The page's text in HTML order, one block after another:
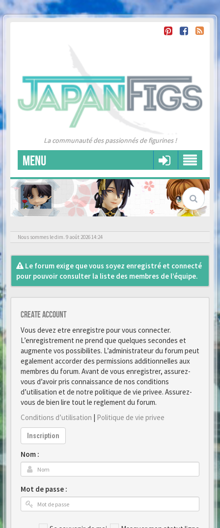
La communauté des passionnés de figurines !
MENU
Nous sommes le dim. 9 août 2026 14:24
Le forum exige que vous soyez enregistré et connecté
pour pouvoir consulter la liste des membres de l’équipe.
Create account
Vous devez etre enregistre pour vous connecter.
L’enregistrement ne prend que quelques secondes et
augmente vos possibilites. L’administrateur du forum peut
egalement accorder des permissions additionnelles aux
membres du forum. Avant de vous enregistrer, assurez-
vous d’avoir pris connaissance de nos conditions
d’utilisation et de notre politique de vie privee. Assurez-
vous de bien lire tout le reglement du forum.
Conditions d’utilisation | Politique de vie privee
Inscription
Nom :
Mot de passe :